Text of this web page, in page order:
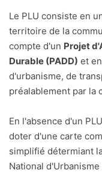
Le PLU consiste en
territoire de la
compte d'un Projet
Durable (PADD) et
d'urbanisme, de
préalablement par la
En l'absence d'un
doter d'une carte
simplifié détermiant
National